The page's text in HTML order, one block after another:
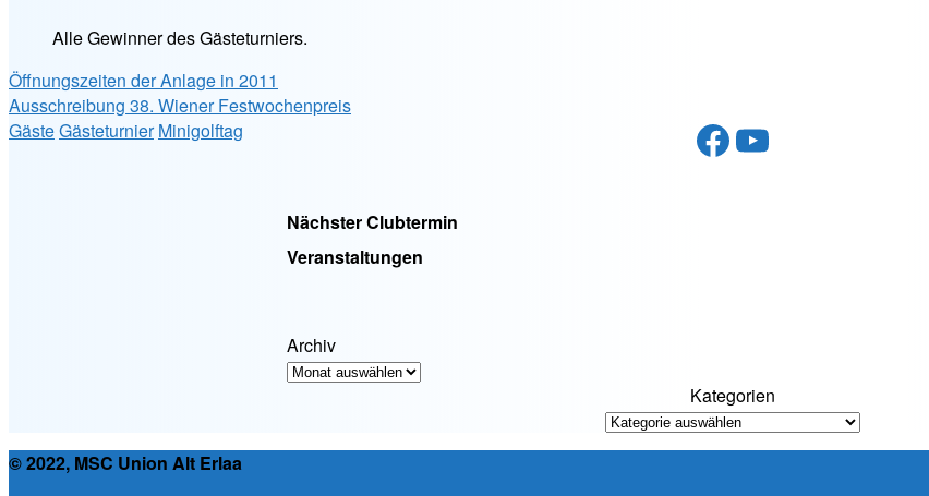
Alle Gewinner des Gästeturniers.
Öffnungszeiten der Anlage in 2011
Ausschreibung 38. Wiener Festwochenpreis
GästeGästeturnier Minigolftag Facebook
YouTube
Nächster Clubtermin
Veranstaltungen
Archiv
Kategorien
© 2022, MSC Union Alt Erlaa